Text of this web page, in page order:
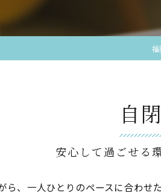
福
自
安心して過ごせる
、一人ひとりのペースに合わ